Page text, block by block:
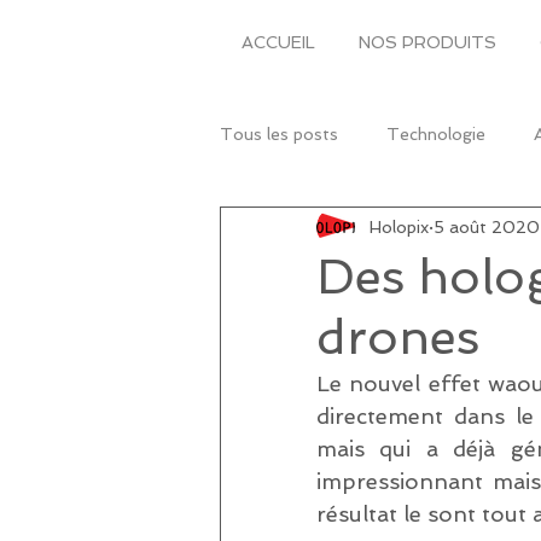
ACCUEIL NOS PRODUITS
Tous les posts Technologie
Des
drones
Holopix 5 août 2020
Le nouvel effet
directement dans
mais qui a déjà
impressionnant
résultat le sont tout